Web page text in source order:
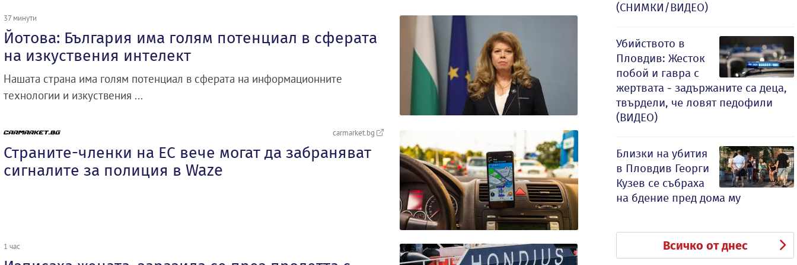
37 минути
Йотова: България има голям потенциал в сферата
на изкуствения интелект
Нашата страна има голям потенциал в сферата на информационните
технологии и изкуствения ...
carmarket.bg
Страните-членки на ЕС вече могат да забраняват
сигналите за полиция в Waze
1 час
(СНИМКИ/ВИДЕО)
Убийството в
Пловдив: Жесток
побой и гавра с
жертвата - задържаните са деца,
твърдели, че ловят педофили
(ВИДЕО)
Близки на убития
в Пловдив Георги
Кузев се събраха
на бдение пред дома му
Всичко от днес